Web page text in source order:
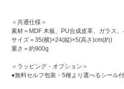
＜共通仕様＞
素材＝MDF 木板、PU合成皮革、ガラス、
サイズ＝35(横)×24(縦)×5(高さ)cm(約)
重さ＝約900g
＜ラッピング・オプション＞
●無料セルフ包装・5種より選べるシール